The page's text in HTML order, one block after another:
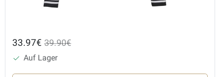
33.97€ 39.90€
Auf Lager